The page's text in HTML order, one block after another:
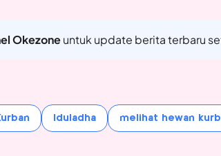
Okezoneuntuk update berita terbaru
Iduladha melihat hewan